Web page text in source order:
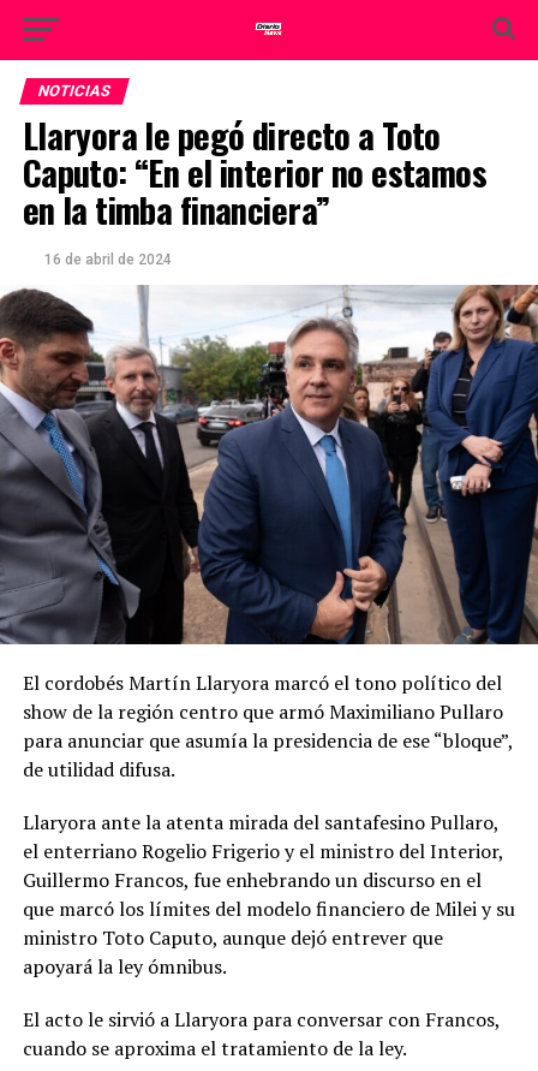
NOTICIAS
Llaryora le pegó directo a Toto
Caputo: “En el interior no estamos
en la timba financiera”
16 de abril de 2024
El cordobés Martín Llaryora marcó el tono político del
show de la región centro que armó Maximiliano Pullaro
para anunciar que asumía la presidencia de ese “bloque”,
de utilidad difusa.
Llaryora ante la atenta mirada del santafesino Pullaro,
el enterriano Rogelio Frigerio y el ministro del Interior,
Guillermo Francos, fue enhebrando un discurso en el
que marcó los límites del modelo financiero de Milei y su
ministro Toto Caputo, aunque dejó entrever que
apoyará la ley ómnibus.
El acto le sirvió a Llaryora para conversar con Francos,
cuando se aproxima el tratamiento de la ley.